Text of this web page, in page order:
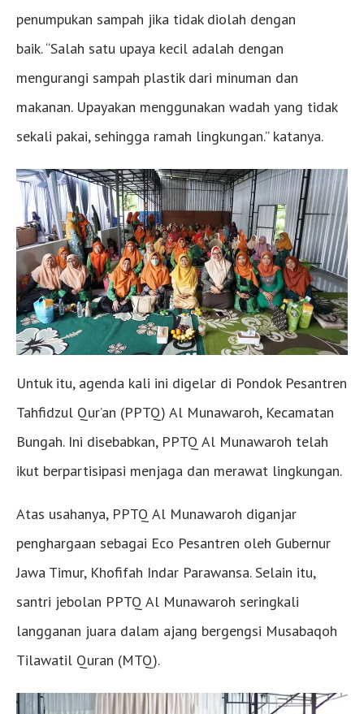
penumpukan sampah jika tidak diolah dengan
baik. “Salah satu upaya kecil adalah dengan
mengurangi sampah plastik dari minuman dan
makanan. Upayakan menggunakan wadah yang tidak
sekali pakai, sehingga ramah lingkungan.” katanya.
Untuk itu, agenda kali ini digelar di Pondok Pesantren
Tahfidzul Qur’an (PPTQ) Al Munawaroh, Kecamatan
Bungah. Ini disebabkan, PPTQ Al Munawaroh telah
ikut berpartisipasi menjaga dan merawat lingkungan.
Atas usahanya, PPTQ Al Munawaroh diganjar
penghargaan sebagai Eco Pesantren oleh Gubernur
Jawa Timur, Khofifah Indar Parawansa. Selain itu,
santri jebolan PPTQ Al Munawaroh seringkali
langganan juara dalam ajang bergengsi Musabaqoh
Tilawatil Quran (MTQ).